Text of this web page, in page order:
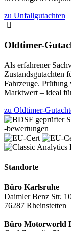
zu Unfallgutachten
Oldtimer-
Als erfahrener
Zustandsgutachten
Fahrzeuge.
Marktwert – ideal
zu Oldtimer-
Standorte
Büro Karlsruhe
Daimler Benz Str.
76287 Rheinstetten
Büro Motorworld